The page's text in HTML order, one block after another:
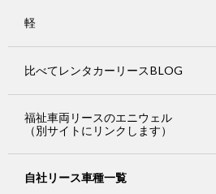
軽
比べてレンタカーリースBLOG
福祉車両リースのエニウェル
（別サイトにリンクします）
自社リース車種一覧